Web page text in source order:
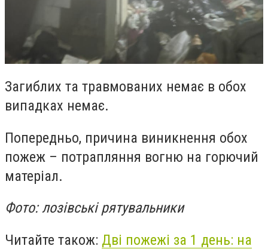
Загиблих та травмованих немає в обох
випадках немає.
Попередньо, причина виникнення обох
пожеж – потрапляння вогню на горючий
матеріал.
Фото: лозівські рятувальники
Читайте також: Дві пожежі за 1 день: на